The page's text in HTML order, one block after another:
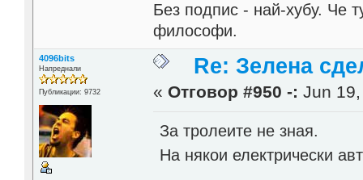
Без подпис - най-хубу. Че
философи.
4096bits
Напреднали
Публикации: 9732
Re: Зелена
« Отговор #950 -: Jun
За тролеите не зная.
На някои електрически